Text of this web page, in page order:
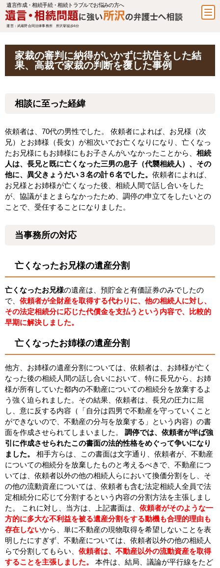
遺言作成・相続手続・相続トラブルでお悩みの方へ
運営：武蔵野合同法律事務所 所沢駅徒歩6分
家裁の審判に納得がいかずに抗告をした結
果、高裁で家裁の判断を覆した事例
相談に至った経緯
依頼者は、70代の男性でした。 依頼者によれば、お兄様（次
兄）とお姉様（長女）が相次いでお亡くなりになり、亡くなっ
たお兄様にもお姉様にもお子さんがいなかったことから、 相続
人は、長兄と既に亡くなった三男の息子（代襲相続人）、その
他に、異父きょうだい３名の計６名でした。 依頼者によれば、
お兄様とお姉様が亡くなった後、相続人間で話し合いをした
が、協議がまとまらなかったため、調停の申立てをしたいとの
ことで、受任することになりました。
当事務所の対応
亡くなったお兄様の遺産分割
亡くなったお兄様の遺産は、預貯金と有価証券のみでしたの
で、 依頼者が全財産を取得する代わりに、他の相続人に対し、
その法定相続分に応じた代償金を支払うという内容で、比較的
早期に解決しました。
亡くなったお姉様の遺産分割
他方、お姉様の遺産分割については、依頼者は、お姉様が亡く
なった後の相続人間の話し合いにおいて、特に長兄から、お姉
様が所有していた都内の不動産についての相続分を放棄するよ
う強く迫られました。その結果、依頼者は、長兄の圧力に屈
し、意に反する内容（「自分は四男で不動産を守っていくこと
ができないので、不動産の分与を放棄する」という内容）の書
面を作成させられてしまいました。 調停では、依頼者が半ば強
引に作成させられたこの書面の法的性格をめぐって争いになり
ました。
相手方らは、この書面は文字通り、依頼者が、不動産
についての相続分を放棄したものと考えるべきで、不動産につ
いては、依頼者以外の他の相続人らにおいて換価分割をし、そ
の他の流動資産については、依頼者も含む法定相続人全員で法
定相続分に応じて分割するという内容の分割方法を主張しまし
た。 これに対し、当方は、上記書面は、 依頼者がそのような一
方的に多大な不利益を被る遺産分割をする動機も合理的理由も
存在しないから、単に不動産の現物取得を希望しないことを表
明したにすぎず、不動産については、依頼者以外の他の相続人
らで分割してもらい、 依頼者は、不動産以外の流動資産を取得
することを主張しました。
本件は、結局、議論が平行線をたど